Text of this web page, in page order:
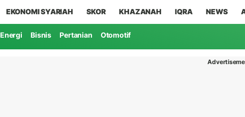
EKONOMI SYARIAH SKOR KHAZANAH IQRA NEWS
Energi Bisnis Pertanian Otomotif